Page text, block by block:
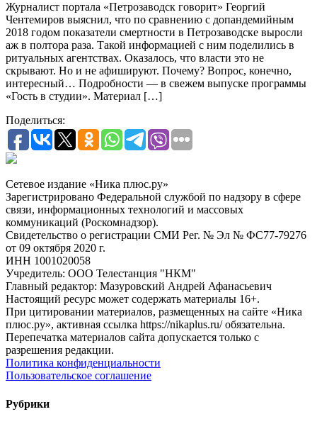
Журналист портала «Петрозаводск говорит» Георгий
Чентемиров выяснил, что по сравнению с допандемийным
2018 годом показатели смертности в Петрозаводске выросли
аж в полтора раза. Такой информацией с ним поделились в
ритуальных агентствах. Оказалось, что власти это не
скрывают. Но и не афишируют. Почему? Вопрос, конечно,
интересный… Подробности — в свежем выпуске программы
«Гость в студии». Материал […]
Поделиться:
Сетевое издание «Ника плюс.ру»
Зарегистрировано Федеральной службой по надзору в сфере
связи, информационных технологий и массовых
коммуникаций (Роскомнадзор).
Свидетельство о регистрации СМИ Рег. № Эл № ФС77-79276
от 09 октября 2020 г.
ИНН 1001020058
Учредитель: ООО Телестанция "НКМ"
Главный редактор: Мазуровский Андрей Афанасьевич
Настоящий ресурс может содержать материалы 16+.
При цитировании материалов, размещенных на сайте «Ника
плюс.ру», активная ссылка https://nikaplus.ru/ обязательна.
Перепечатка материалов сайта допускается только с
разрешения редакции.
Политика конфиденциальности
Пользовательское соглашение
Рубрики